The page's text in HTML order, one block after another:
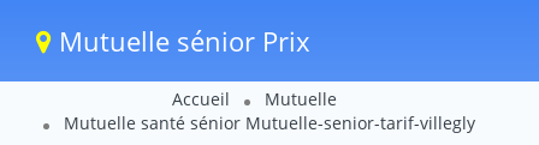
Mutuelle sénior Prix
Accueil
Mutuelle
Mutuelle santé sénior Mutuelle-senior-tarif-villegly